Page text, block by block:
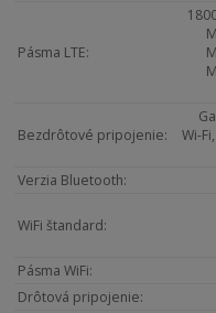
Pásma LTE:
Bezdrôtové pripojenie:
Wi-
Verzia Bluetooth:
WiFi štandard:
Pásma WiFi:
Drôtová pripojenie: